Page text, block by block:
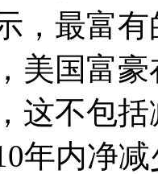
，最富
美国富
这不包
年内净